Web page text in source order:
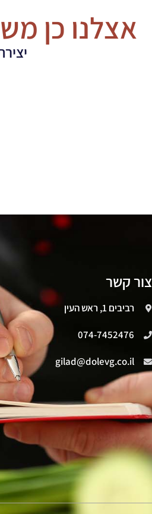
אצלנו כן
צור קשר
רביבים 1, ראש העין
074-7452476
gilad@dolevg.co.il